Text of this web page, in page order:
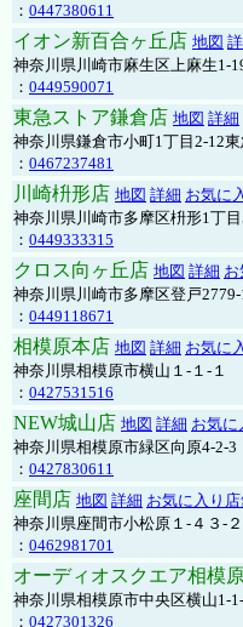
： 0447380611
イオン新百合ヶ丘店 地図
神奈川県川崎市麻生区上麻生1-
： 0449590071
東急ストア鎌倉店 地図 詳細
神奈川県鎌倉市小町1丁目2-12
： 0467237481
川崎枡形店 地図 詳細 お気に
神奈川県川崎市多摩区枡形1丁
： 0449333315
クロス向ヶ丘店 地図 詳細
神奈川県川崎市多摩区登戸
： 0449118671
相模原本店 地図 詳細 お気に
神奈川県相模原市横山１-１-１
： 0427531516
NEW城山店 地図 詳細 お気に
神奈川県相模原市緑区向原4-2-3
： 0427830611
座間店 地図 詳細 お気に入り
神奈川県座間市小松原１-４３-２
： 0462981701
オーディオスクエア相模
神奈川県相模原市中央区横山1-
： 0427301326